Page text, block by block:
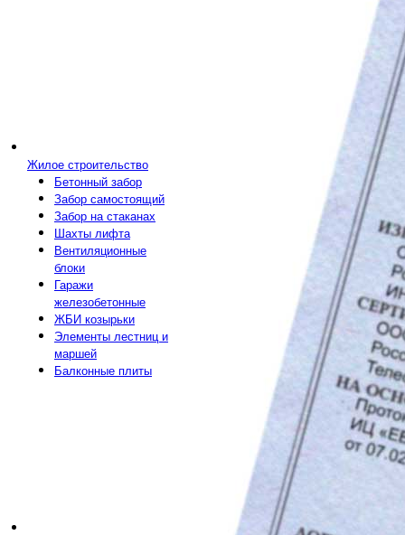
Жилое строительство
Бетонный забор
Забор самостоящий
Забор на стаканах
Шахты лифта
Вентиляционные
блоки
Гаражи
железобетонные
ЖБИ козырьки
Элементы лестниц и
маршей
Балконные плиты